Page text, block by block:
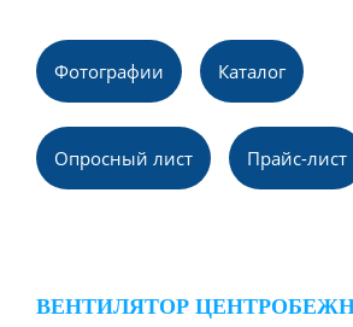
Фотографии Каталог
Опpосный лист Прайс-лист
ВЕНТИЛЯТОР